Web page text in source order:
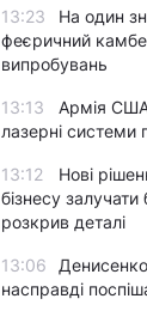
13:23
На один
феєричний
випробувань
13:13
Армія
лазерні системи
13:12
Нові
бізнесу
розкрив деталі
13:06
насправді